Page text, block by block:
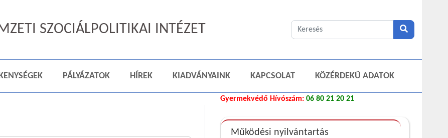
SZOCIÁLPOLITIKAI INTÉZET
PÁLYÁZATOK HÍREK KIADVÁNYAINK KAPCSOLAT KÖZÉRDEKŰ ADATOK
Gyermekvédő Hívószám: 06 80 21 20 21
Működési nyilvántartás